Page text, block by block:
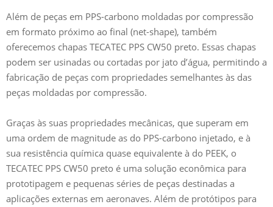
Além de peças em PPS-carbono moldadas por compressão
em formato próximo ao final (net-shape), também
oferecemos chapas TECATEC PPS CW50 preto. Essas chapas
podem ser usinadas ou cortadas por jato d’água, permitindo a
fabricação de peças com propriedades semelhantes às das
peças moldadas por compressão.
Graças às suas propriedades mecânicas, que superam em
uma ordem de magnitude as do PPS-carbono injetado, e à
sua resistência química quase equivalente à do PEEK, o
TECATEC PPS CW50 preto é uma solução econômica para
prototipagem e pequenas séries de peças destinadas a
aplicações externas em aeronaves. Além de protótipos para